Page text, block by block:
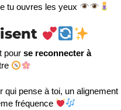
tu ouvres les yeux
pourse reconnecter à
qui pense à toi, un alignement
fréquence